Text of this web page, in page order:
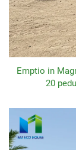
Emptio in
20